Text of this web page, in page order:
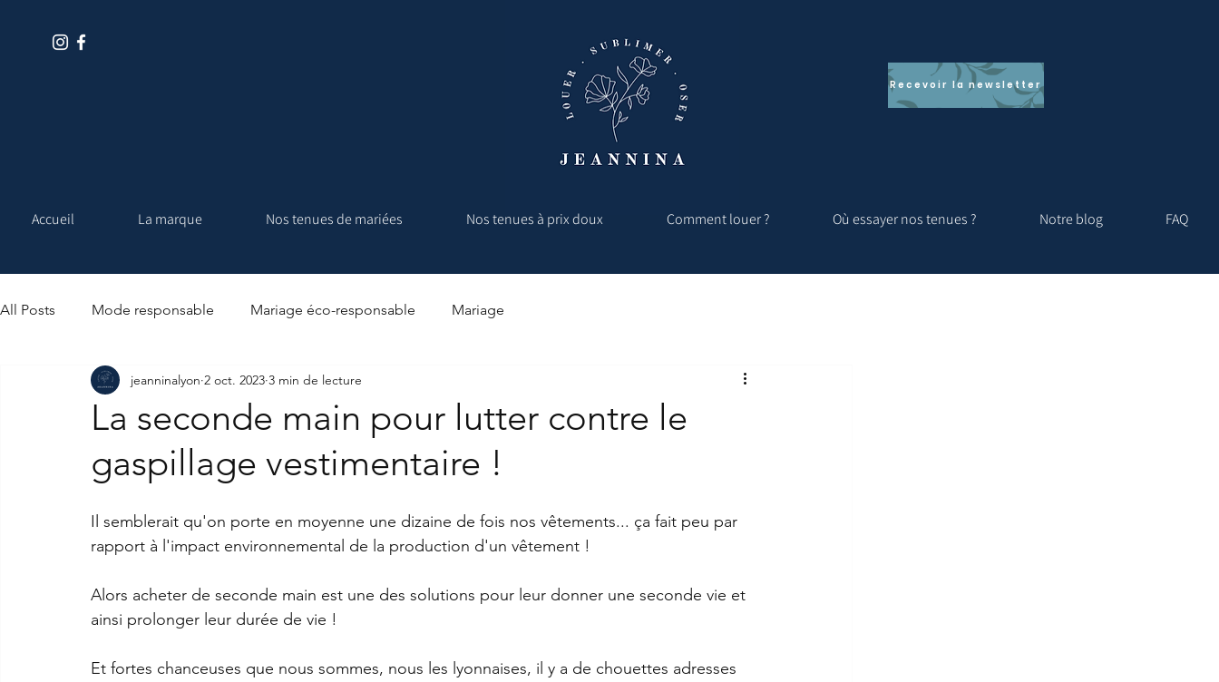
Accueil La marque Nos tenues de mariées Nos tenues à prix doux Comment louer ? Où essayer nos tenues ? Notre blog FAQ
Recevoir la newsletter
All Posts Mode responsable Mariage éco-responsable Mariage
La seconde main pour lutter contre le
gaspillage vestimentaire !
jeanninalyon 2 oct. 2023 3 min de lecture
Il semblerait qu'on porte en moyenne une dizaine de fois nos vêtements... ça fait peu par
rapport à l'impact environnemental de la production d'un vêtement !
Alors acheter de seconde main est une des solutions pour leur donner une seconde vie et
ainsi prolonger leur durée de vie !
Et fortes chanceuses que nous sommes, nous les lyonnaises, il y a de chouettes adresses